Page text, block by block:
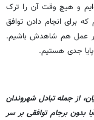
و هیچ وقت آن را ترک
که برای انجام دادن توافق
در عمل هم شاهدش باشیم.
جدی هستیم.
از جمله تبادل شهروندان
بدون برجام توافقی بر سر